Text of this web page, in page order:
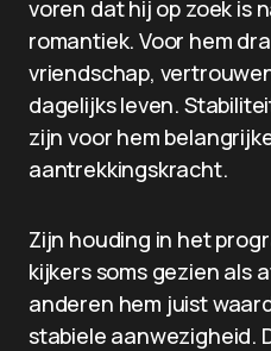
voren dat hij op zoek is
romantiek. Voor hem
vriendschap,
dagelijks leven.
zijn voor hem
aantrekkingskracht.
Zijn houding in het
kijkers soms gezien als
anderen hem juist
stabiele aanwezigheid.